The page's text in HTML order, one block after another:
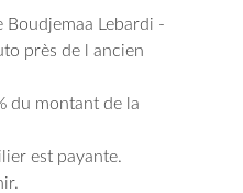
Boudjemaa Lebardi -
près de l ancien
du montant de la
est payante.